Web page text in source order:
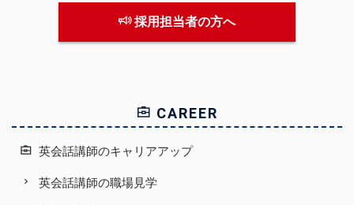
採用担当者の方へ
CAREER
英会話講師のキャリアアップ
英会話講師の職場見学